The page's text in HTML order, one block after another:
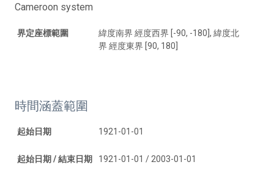
Cameroon system
界定座標範圍
緯度南界 經度西界 [-90, -180], 緯度北
界 經度東界 [90, 180]
時間涵蓋範圍
起始日期 1921-01-01
起始日期 / 結束日期 1921-01-01 / 2003-01-01